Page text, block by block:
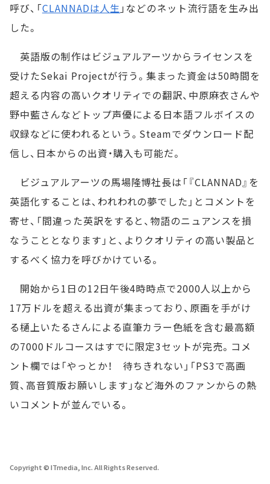
呼び、「CLANNADは人生 」などのネット流行語を生み出
した。
英語版の制作はビジュアルアーツからライセンスを
受けたSekai Projectが行う。集まった資金は50時間を
超える内容の高いクオリティでの翻訳、中原麻衣さんや
野中藍さんなどトップ声優による日本語フルボイスの
収録などに使われるという。Steamでダウンロード配
信し、日本からの出資・購入も可能だ。
ビジュアルアーツの馬場隆博社長は「『CLANNAD』を
英語化することは、われわれの夢でした」とコメントを
寄せ、「間違った英訳をすると、物語のニュアンスを損
なうこととなります」と、よりクオリティの高い製品と
するべく協力を呼びかけている。
開始から1日の12日午後4時時点で2000人以上から
17万ドルを超える出資が集まっており、原画を手がけ
る樋上いたるさんによる直筆カラー色紙を含む最高額
の7000ドルコースはすでに限定3セットが完売。コメ
ント欄では「やっとか！ 待ちきれない」「PS3で高画
質、高音質版お願いします」など海外のファンからの熱
いコメントが並んでいる。
Copyright © ITmedia, Inc. All Rights Reserved.